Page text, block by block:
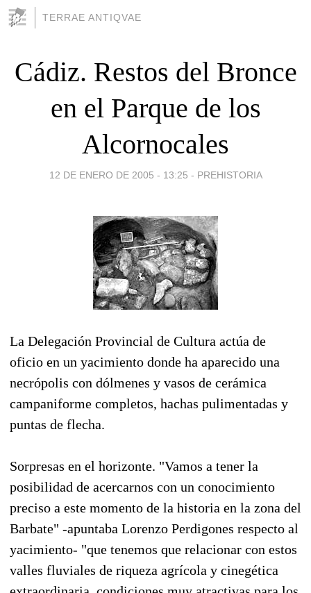
TERRAE ANTIQVAE
Cádiz. Restos del Bronce
en el Parque de los
Alcornocales
12 DE ENERO DE 2005 - 13:25 - PREHISTORIA
La Delegación Provincial de Cultura actúa de
oficio en un yacimiento donde ha aparecido una
necrópolis con dólmenes y vasos de cerámica
campaniforme completos, hachas pulimentadas y
puntas de flecha.
Sorpresas en el horizonte. "Vamos a tener la
posibilidad de acercarnos con un conocimiento
preciso a este momento de la historia en la zona del
Barbate" -apuntaba Lorenzo Perdigones respecto al
yacimiento- "que tenemos que relacionar con estos
valles fluviales de riqueza agrícola y cinegética